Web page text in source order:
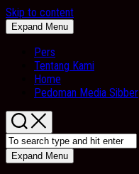
Skip to content
Expand Menu
Pers
Tentang Kami
Home
Pedoman Media Sibber
Expand Menu